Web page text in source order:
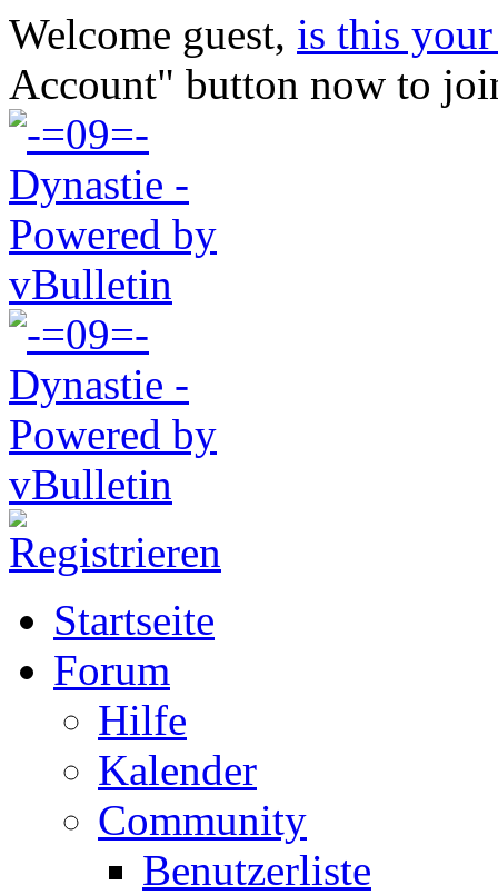
Welcome guest, is this
Account" button now to
Startseite
Forum
Hilfe
Kalender
Community
Benutzerliste